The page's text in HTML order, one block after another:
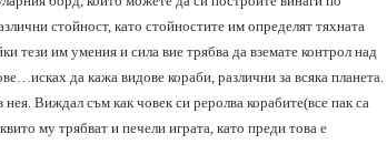
стойност, като стойностите им определят тяхната
тези им умения и сила вие трябва да вземате контрол над
да кажа видове кораби, различни за всяка планета.
Виждал съм как човек си реролва корабите(все пак са
му трябват и печели играта, като преди това е